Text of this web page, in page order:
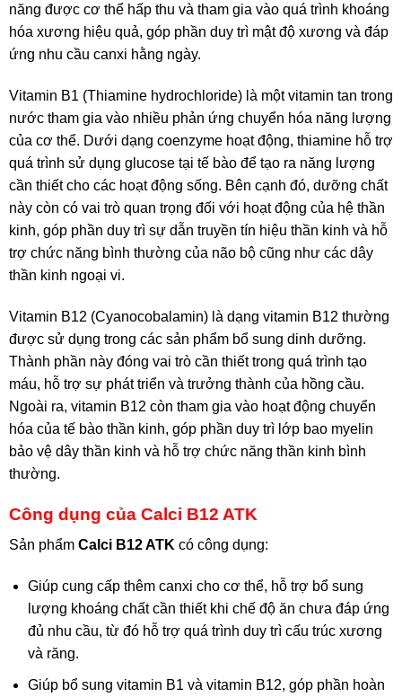
năng được cơ thể hấp thu và tham gia vào quá trình khoáng
hóa xương hiệu quả, góp phần duy trì mật độ xương và đáp
ứng nhu cầu canxi hằng ngày.
Vitamin B1 (Thiamine hydrochloride) là một vitamin tan trong
nước tham gia vào nhiều phản ứng chuyển hóa năng lượng
của cơ thể. Dưới dạng coenzyme hoạt động, thiamine hỗ trợ
quá trình sử dụng glucose tại tế bào để tạo ra năng lượng
cần thiết cho các hoạt động sống. Bên cạnh đó, dưỡng chất
này còn có vai trò quan trọng đối với hoạt động của hệ thần
kinh, góp phần duy trì sự dẫn truyền tín hiệu thần kinh và hỗ
trợ chức năng bình thường của não bộ cũng như các dây
thần kinh ngoại vi.
Vitamin B12 (Cyanocobalamin) là dạng vitamin B12 thường
được sử dụng trong các sản phẩm bổ sung dinh dưỡng.
Thành phần này đóng vai trò cần thiết trong quá trình tạo
máu, hỗ trợ sự phát triển và trưởng thành của hồng cầu.
Ngoài ra, vitamin B12 còn tham gia vào hoạt động chuyển
hóa của tế bào thần kinh, góp phần duy trì lớp bao myelin
bảo vệ dây thần kinh và hỗ trợ chức năng thần kinh bình
thường.
Công dụng của Calci B12 ATK
Sản phẩm Calci B12 ATK có công dụng:
Giúp cung cấp thêm canxi cho cơ thể, hỗ trợ bổ sung
lượng khoáng chất cần thiết khi chế độ ăn chưa đáp ứng
đủ nhu cầu, từ đó hỗ trợ quá trình duy trì cấu trúc xương
và răng.
Giúp bổ sung vitamin B1 và vitamin B12, góp phần hoàn